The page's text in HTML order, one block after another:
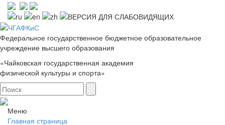
Федеральное государственное бюджетное образовательное
учреждение высшего образования
«Чайковская государственная академия
физической культуры и спорта»
Меню
Главная страница